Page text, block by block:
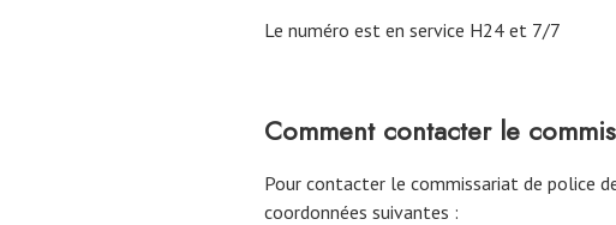
Le numéro est en service H24 et 7/7
Comment contacter le
Pour contacter le commissariat de police
coordonnées suivantes :